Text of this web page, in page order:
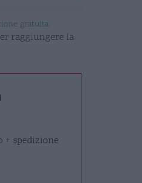
gratuita.
raggiungere la
+ spedizione